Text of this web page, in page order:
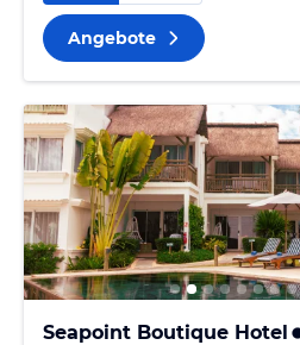
Angebote
Seapoint Boutique Hotel